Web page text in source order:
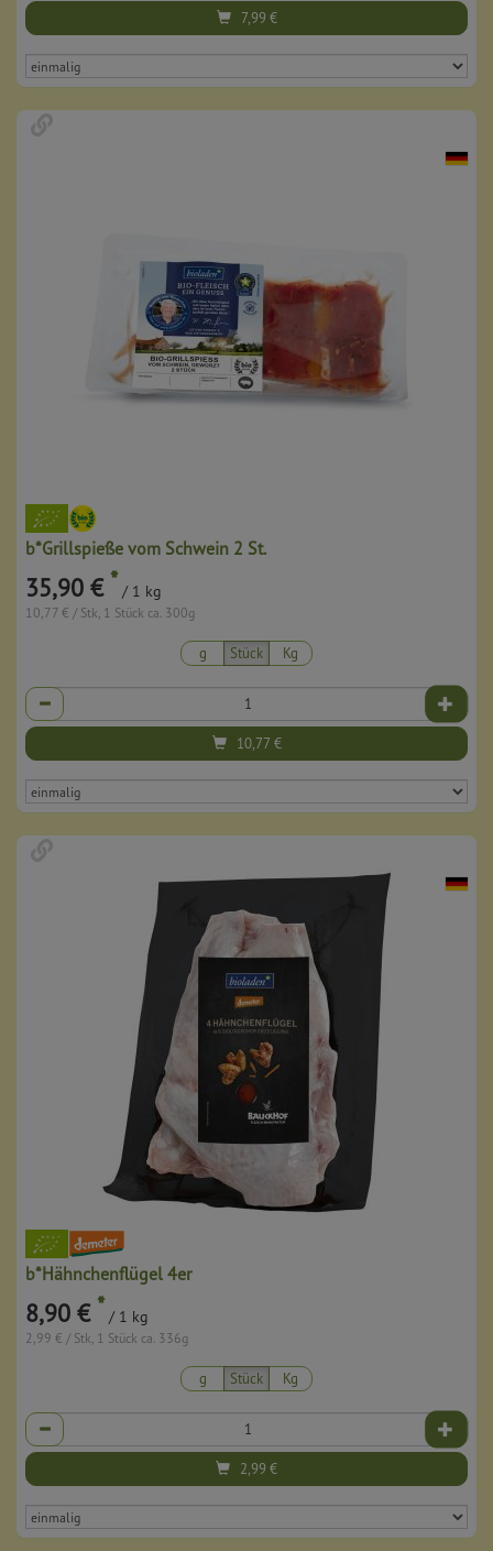
7,99€
b*Grillspieße vom Schwein 2 St.
35,90 € * / 1 kg
10,77 € / Stk, 1 Stück ca. 300g
g Stück Kg
Anzahl
10,77 €
b*Hähnchenflügel 4er
8,90 € * / 1 kg
2,99 € / Stk, 1 Stück ca. 336g
g Stück Kg
Anzahl
2,99€